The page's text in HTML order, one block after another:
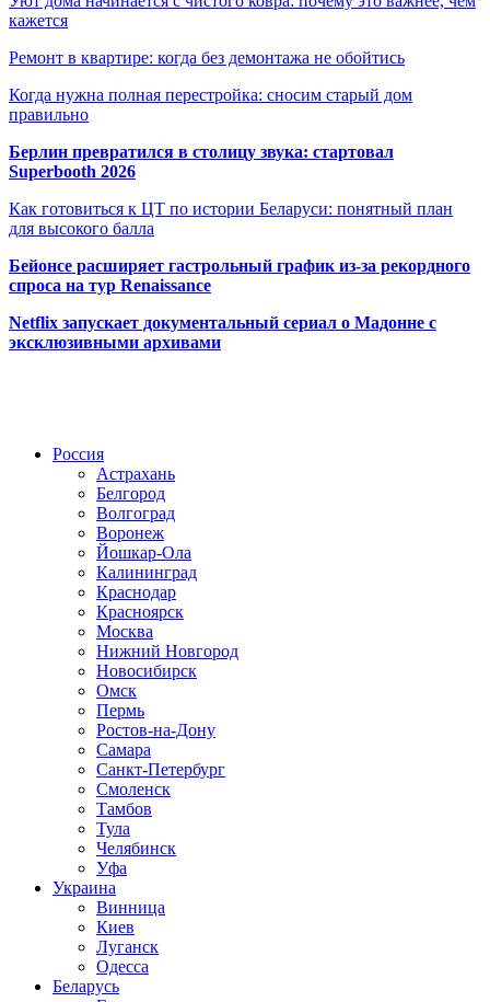
кажется
Ремонт в квартире: когда без демонтажа не обойтись
Когда нужна полная перестройка: сносим старый дом
правильно
Берлин превратился в столицу звука: стартовал
Superbooth 2026
Как готовиться к ЦТ по истории Беларуси: понятный план
для высокого балла
Бейонсе расширяет гастрольный график из-за рекордного
спроса на тур Renaissance
Netflix запускает документальный сериал о Мадонне с
эксклюзивными архивами
Россия
Астрахань
Белгород
Волгоград
Воронеж
Йошкар-Ола
Калининград
Краснодар
Красноярск
Москва
Нижний Новгород
Новосибирск
Омск
Пермь
Ростов-на-Дону
Самара
Санкт-Петербург
Смоленск
Тамбов
Тула
Челябинск
Уфа
Украина
Винница
Киев
Луганск
Одесса
Беларусь